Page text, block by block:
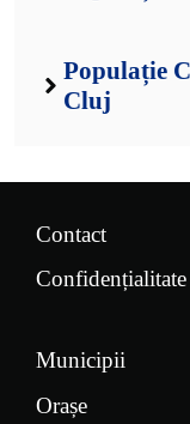
Populație
Cluj
Contact
Municipii
Orașe